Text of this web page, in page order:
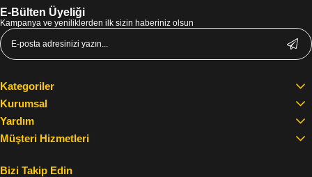
E-Bülten Üyeliği
Kampanya ve yeniliklerden ilk sizin haberiniz olsun
Kategoriler
Kurumsal
Yardım
Müşteri Hizmetleri
Bizi Takip Edin